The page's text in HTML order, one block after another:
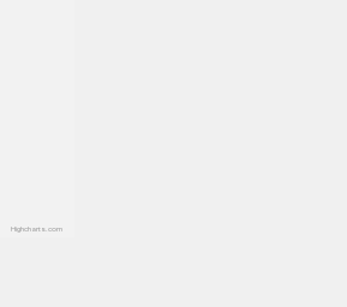
Highcharts.com